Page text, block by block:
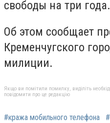
свободы на три года.
Об этом сообщает
Кременчугского
милиции.
Якщо ви помітили помилку, виділіть
повідомити про це редакцію
#кража мобильного телефона